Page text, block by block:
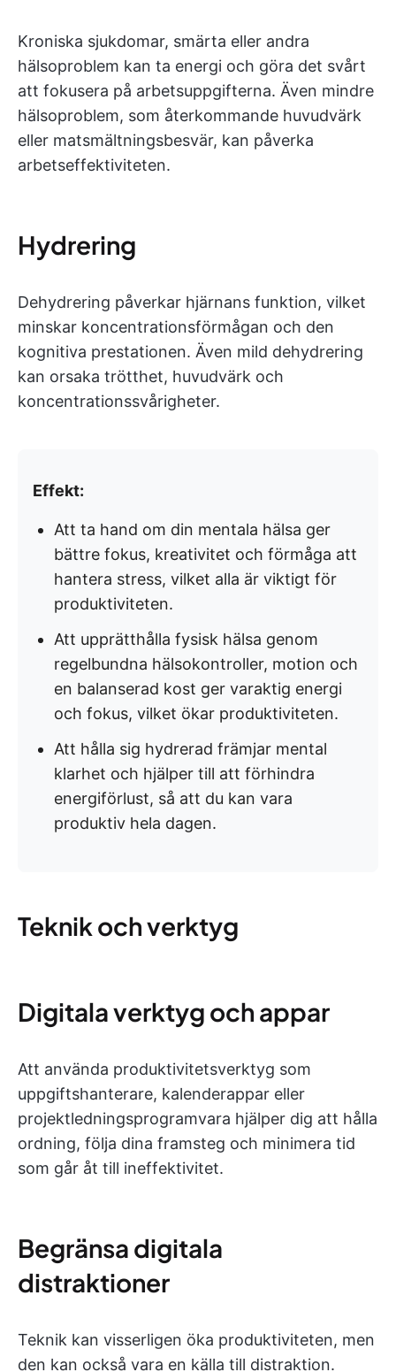
Kroniska sjukdomar, smärta eller andra
hälsoproblem kan ta energi och göra det svårt
att fokusera på arbetsuppgifterna. Även mindre
hälsoproblem, som återkommande huvudvärk
eller matsmältningsbesvär, kan påverka
arbetseffektiviteten.
Hydrering
Dehydrering påverkar hjärnans funktion, vilket
minskar koncentrationsförmågan och den
kognitiva prestationen. Även mild dehydrering
kan orsaka trötthet, huvudvärk och
koncentrationssvårigheter.
Effekt:
Att ta hand om din mentala hälsa ger
bättre fokus, kreativitet och förmåga att
hantera stress, vilket alla är viktigt för
produktiviteten.
Att upprätthålla fysisk hälsa genom
regelbundna hälsokontroller, motion och
en balanserad kost ger varaktig energi
och fokus, vilket ökar produktiviteten.
Att hålla sig hydrerad främjar mental
klarhet och hjälper till att förhindra
energiförlust, så att du kan vara
produktiv hela dagen.
Teknik och verktyg
Digitala verktyg och appar
Att använda produktivitetsverktyg som
uppgiftshanterare, kalenderappar eller
projektledningsprogramvara hjälper dig att hålla
ordning, följa dina framsteg och minimera tid
som går åt till ineffektivitet.
Begränsa digitala
distraktioner
Teknik kan visserligen öka produktiviteten, men
den kan också vara en källa till distraktion.